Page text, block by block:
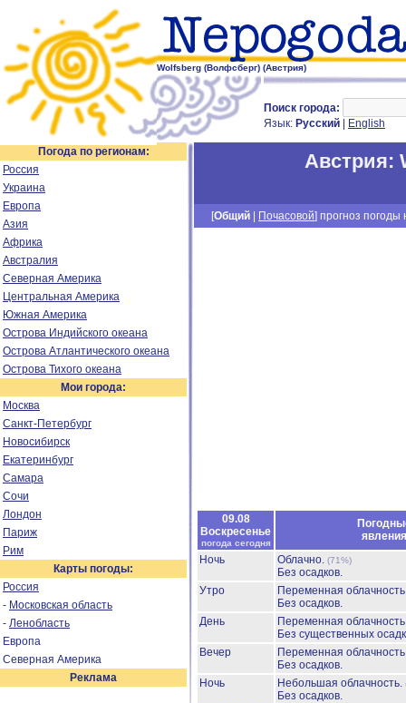
Wolfsberg (Волфсберг) (Австрия)
Поиск города:
Язык: Русский English
Погода по регионам:
Россия
Украина
Европа
Азия
Африка
Австралия
Северная Америка
Центральная Америка
Южная Америка
Острова Индийского океана
Острова Атлантического океана
Острова Тихого океана
Мои города:
Москва
Санкт-Петербург
Новосибирск
Екатеринбург
Самара
Сочи
Лондон
Париж
Рим
Карты погоды:
Россия
- Московская область
- Ленобласть
Европа
Северная Америка
Реклама
Австрия:
[Общий Почасовой] прогноз погоды
09.08
Воскресенье
погода сегодня
явления
Ночь
Облачно. (71%)
Без осадков.
Утро
Переменная
Без осадков.
День
Переменная
Без существенных
Вечер
Переменная
Без осадков.
Ночь
Небольшая облачность.
Без осадков.